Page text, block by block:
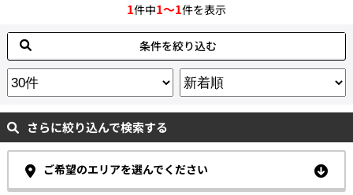
1件中1～1件を表示
条件を絞り込む
さらに絞り込んで検索する
ご希望のエリアを選んでください